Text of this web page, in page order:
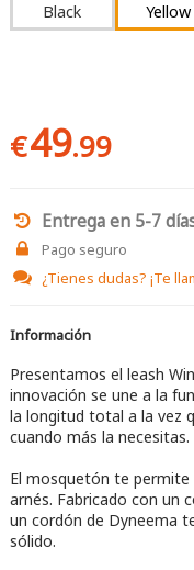
Black Yellow
€49.99
Entrega en 5-7
Pago seguro
¿Tienes dudas? ¡Te
Información
Presentamos el leash
innovación se une a la
la longitud total a la vez
cuando más la necesitas.
El mosquetón te
arnés. Fabricado con un
un cordón de Dyneema
sólido.